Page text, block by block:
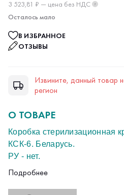
3 523,81 ₽ — цена без НДС ?
Осталось мало
В ИЗБРАННОЕ
ОТЗЫВЫ
Извините, данный товар
регион
О ТОВАРЕ
Коробка стерилизационная
КСК-6. Беларусь.
РУ - нет.
Новые
Подробнее